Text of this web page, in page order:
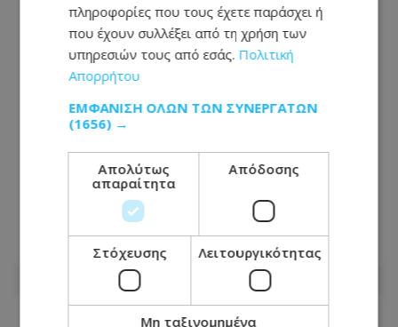
Νέα κίτρινη προειδοποίηση για
εξαιρετικά υψηλές θερμοκρασίες -
Πότε θα τεθεί σε ισχύ
05.08.2026 - 15:48
πληροφορίες που τους έχετε παράσχει ή
που έχουν συλλέξει από τη χρήση των
υπηρεσιών τους από εσάς. Πολιτική
Απορρήτου
ΕΜΦΆΝΙΣΗ ΌΛΩΝ ΤΩΝ ΣΥΝΕΡΓΑΤΏΝ
(1656) →
Απολύτως
απαραίτητα
Απόδοσης
Στόχευσης Λειτουργικότητας
Μη ταξινομημένα